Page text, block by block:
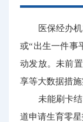
医保经办
或“出生一件事
动发放。未前
享等大数据措施
未能刷卡
道申请生育零星